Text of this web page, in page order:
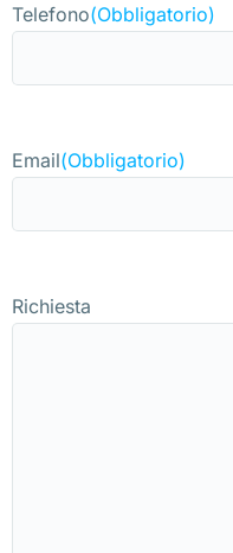
Telefono(Obbligatorio)
Email(Obbligatorio)
Richiesta